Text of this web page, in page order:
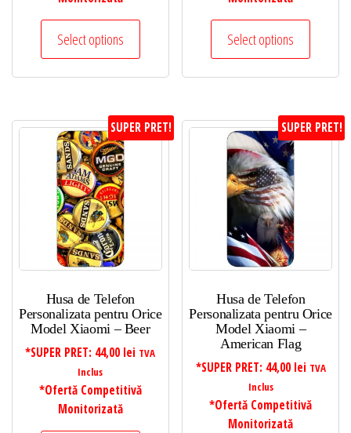
Select options Select options
SUPER PRET!
Husa de Telefon
Personalizata pentru Orice
Model Xiaomi – Beer
*SUPER PRET: 44,00 lei TVA
Inclus
*Ofertă Competitivă
Monitorizată
SUPER PRET!
Husa de Telefon
Personalizata pentru Orice
Model Xiaomi –
American Flag
*SUPER PRET: 44,00 lei TVA
Inclus
*Ofertă Competitivă
Monitorizată